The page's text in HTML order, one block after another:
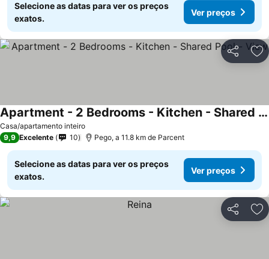
Selecione as datas para ver os preços
exatos.
Ver preços
Partilhar
Casa/apartamento inteiro
Apartment - 2 Bedrooms - Kitchen - Shared Pool - View
9,9 Excelente 10 Pego, a 11.8 km de Parcent
Selecione as datas para ver os preços
exatos.
Ver preços
Partilhar